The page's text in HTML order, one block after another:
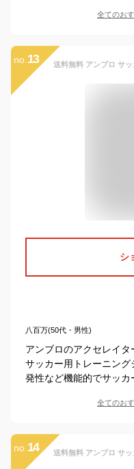
全てのお
no. 13
シ
八百万(50代・男性)
アンブロのアクセレイ
サッカー用トレーニン
発性など機能的でサッカ
全てのお
no. 14